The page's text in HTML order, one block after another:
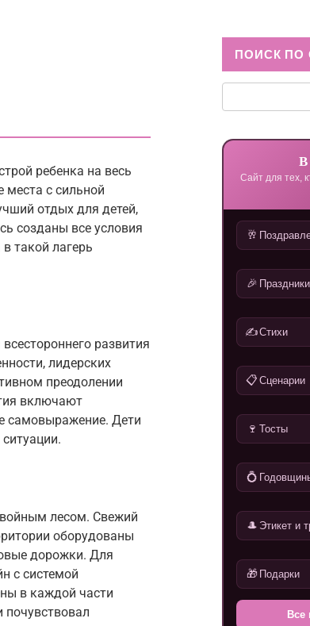
ребенка на весь
с сильной
отдых для детей,
созданы все условия
такой лагерь
развития
лидерских
преодолении
включают
самовыражение. Дети
лесом. Свежий
оборудованы
дорожки. Для
с системой
в каждой части
ПОИСК ПО
В
Сайт для тех,
🥂
🎉 Праздники
✍️Стихи
📋 Сценарии
🍷 Тосты
💍
🎩 Этикет и
🎁 Подарки
Все